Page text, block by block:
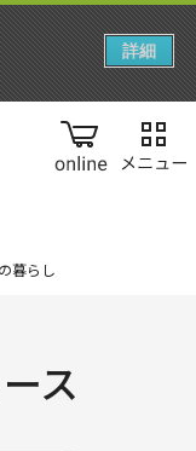
online
暮らし
ス
詳細